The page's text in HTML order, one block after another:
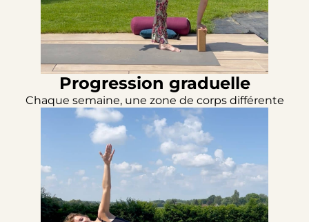
Progression graduelle
Chaque semaine, une zone de corps différente